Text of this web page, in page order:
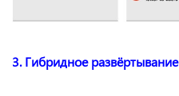
3. Гибридное развёртывание